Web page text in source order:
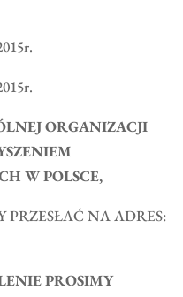
ORGANIZACJI
W POLSCE,
PRZESŁAĆ NA ADRES:
PROSIMY